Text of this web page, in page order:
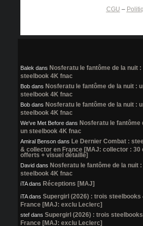
CGU –
Balek dans Nosferatu le fantôme de la nuit :
steelbook 4K fnac
Bob dans Nosferatu le fantôme de la nuit :
steelbook 4K fnac
Bob dans Nosferatu le fantôme de la nuit :
steelbook 4K fnac
We've Met Before dans Nosferatu le fantôme
un steelbook 4K fnac
Amiral Benson dans Le Dernier Combat :
& collector en France [MAJ: collector : 30
offerts + visuel détaillé]
David dans Nosferatu le fantôme de la nuit :
steelbook 4K fnac
iTAdans Réceptions [MAJ]
iTAdans Supergirl (2026) : trois steelbooks
France [MAJ: exclu Leclerc]
stef dans Supergirl (2026) : trois
France [MAJ: exclu Leclerc]